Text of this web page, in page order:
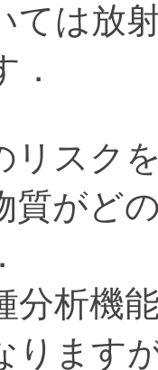
ては放
リスク
質がど
分析機
ります